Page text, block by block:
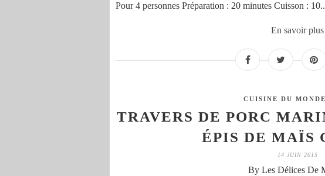
Pour 4 personnes Préparation : 20 minutes Cuisson :
En savoir plus
CUISINE DU MONDE
TRAVERS DE PORC
ÉPIS DE MAÏS
14 JUIN 2015
By Les Délices De